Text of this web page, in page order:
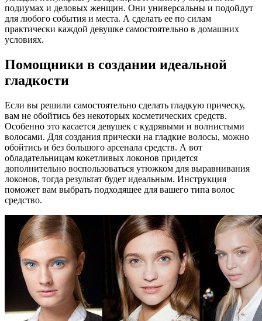
подиумах и деловых женщин. Они универсальны и подойдут
для любого события и места. А сделать ее по силам
практически каждой девушке самостоятельно в домашних
условиях.
Помощники в создании идеальной
гладкости
Если вы решили самостоятельно сделать гладкую прическу,
вам не обойтись без некоторых косметических средств.
Особенно это касается девушек с кудрявыми и волнистыми
волосами. Для создания прически на гладкие волосы, можно
обойтись и без большого арсенала средств. А вот
обладательницам кокетливых локонов придется
дополнительно воспользоваться утюжком для выравнивания
локонов, тогда результат будет идеальным. Инструкция
поможет вам выбрать подходящее для вашего типа волос
средство.